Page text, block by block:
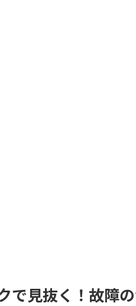
で見抜く！故障